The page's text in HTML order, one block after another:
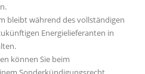
bleibt während des vollständigen
Energielieferanten in
können Sie beim